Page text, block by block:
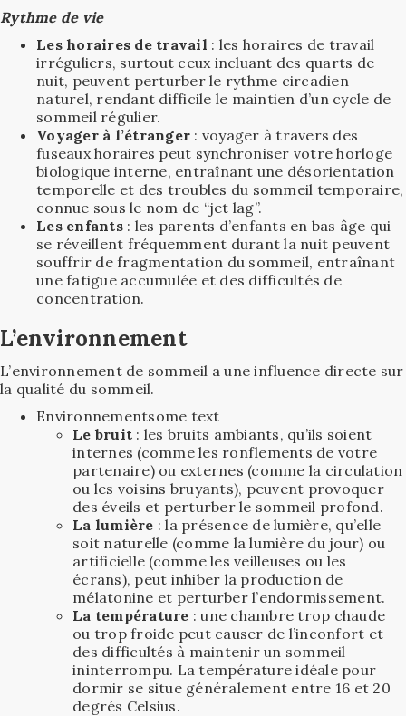
Rythme de vie
Les horaires de travail : les horaires de travail
irréguliers, surtout ceux incluant des quarts de
nuit, peuvent perturber le rythme circadien
naturel, rendant difficile le maintien d’un cycle de
sommeil régulier.
Voyager à l’étranger : voyager à travers des
fuseaux horaires peut synchroniser votre horloge
biologique interne, entraînant une désorientation
temporelle et des troubles du sommeil temporaire,
connue sous le nom de “jet lag”.
Les enfants: les parents d’enfants en bas âge qui
se réveillent fréquemment durant la nuit peuvent
souffrir de fragmentation du sommeil, entraînant
une fatigue accumulée et des difficultés de
concentration.
L’environnement
L’environnement de sommeil a une influence directe sur
la qualité du sommeil.
Environnementsome text
Le bruit : les bruits ambiants, qu’ils soient
internes (comme les ronflements de votre
partenaire) ou externes (comme la circulation
ou les voisins bruyants), peuvent provoquer
des éveils et perturber le sommeil profond.
La lumière : la présence de lumière, qu’elle
soit naturelle (comme la lumière du jour) ou
artificielle (comme les veilleuses ou les
écrans), peut inhiber la production de
mélatonine et perturber l’endormissement.
La température : une chambre trop chaude
ou trop froide peut causer de l’inconfort et
des difficultés à maintenir un sommeil
ininterrompu. La température idéale pour
dormir se situe généralement entre 16 et 20
degrés Celsius.